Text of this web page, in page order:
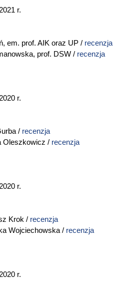
r.
prof. AIK oraz UP / recenzja
prof. DSW / recenzja
r.
/ recenzja
Oleszkowicz / recenzja
r.
Krok / recenzja
Wojciechowska / recenzja
r.